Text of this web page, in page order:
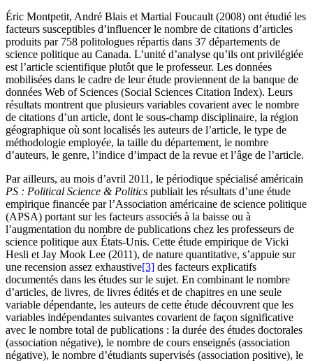
Éric Montpetit, André Blais et Martial Foucault (2008) ont étudié les
facteurs susceptibles d’influencer le nombre de citations d’articles
produits par 758 politologues répartis dans 37 départements de
science politique au Canada. L’unité d’analyse qu’ils ont privilégiée
est l’article scientifique plutôt que le professeur. Les données
mobilisées dans le cadre de leur étude proviennent de la banque de
données Web of Sciences (Social Sciences Citation Index). Leurs
résultats montrent que plusieurs variables covarient avec le nombre
de citations d’un article, dont le sous-champ disciplinaire, la région
géographique où sont localisés les auteurs de l’article, le type de
méthodologie employée, la taille du département, le nombre
d’auteurs, le genre, l’indice d’impact de la revue et l’âge de l’article.
Par ailleurs, au mois d’avril 2011, le périodique spécialisé américain
PS : Political Science & Politics publiait les résultats d’une étude
empirique financée par l’Association américaine de science politique
(APSA) portant sur les facteurs associés à la baisse ou à
l’augmentation du nombre de publications chez les professeurs de
science politique aux États-Unis. Cette étude empirique de Vicki
Hesli et Jay Mook Lee (2011), de nature quantitative, s’appuie sur
une recension assez exhaustive[3] des facteurs explicatifs
documentés dans les études sur le sujet. En combinant le nombre
d’articles, de livres, de livres édités et de chapitres en une seule
variable dépendante, les auteurs de cette étude découvrent que les
variables indépendantes suivantes covarient de façon significative
avec le nombre total de publications : la durée des études doctorales
(association négative), le nombre de cours enseignés (association
négative), le nombre d’étudiants supervisés (association positive), le